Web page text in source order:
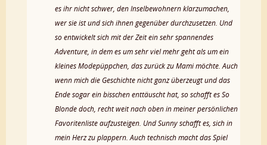
es ihr nicht schwer, den Inselbewohnern klarzumachen,
wer sie ist und sich ihnen gegenüber durchzusetzen. Und
so entwickelt sich mit der Zeit ein sehr spannendes
Adventure, in dem es um sehr viel mehr geht als um ein
kleines Modepüppchen, das zurück zu Mami möchte. Auch
wenn mich die Geschichte nicht ganz überzeugt und das
Ende sogar ein bisschen enttäuscht hat, so schafft es So
Blonde doch, recht weit nach oben in meiner persönlichen
Favoritenliste aufzusteigen. Und Sunny schafft es, sich in
mein Herz zu plappern. Auch technisch macht das Spiel